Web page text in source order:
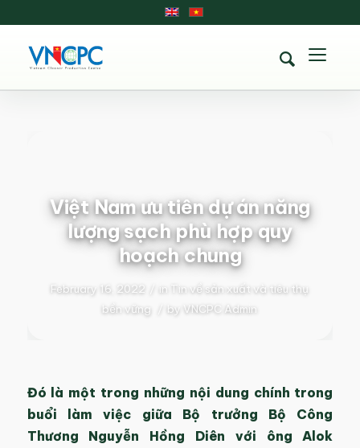
Việt Nam ưu tiên dự án năng
lượng sạch phù hợp quy
hoạch chung
February 16, 2022 in Tin về sản xuất và tiêu thụ
bền vững
by VNCPC Admin
Đó là một trong những nội dung chính trong
buổi làm việc giữa Bộ trưởng Bộ Công
Thương Nguyễn Hồng Diên với ông Alok